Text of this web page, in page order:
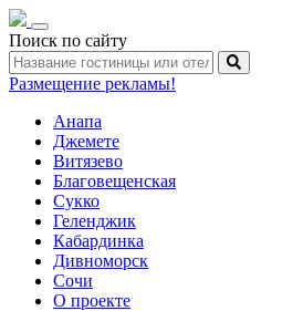
Toggle
navigation
Поиск по сайту
Размещение рекламы!
Анапа
Джемете
Витязево
Благовещенская
Сукко
Геленджик
Кабардинка
Дивноморск
Сочи
О проекте